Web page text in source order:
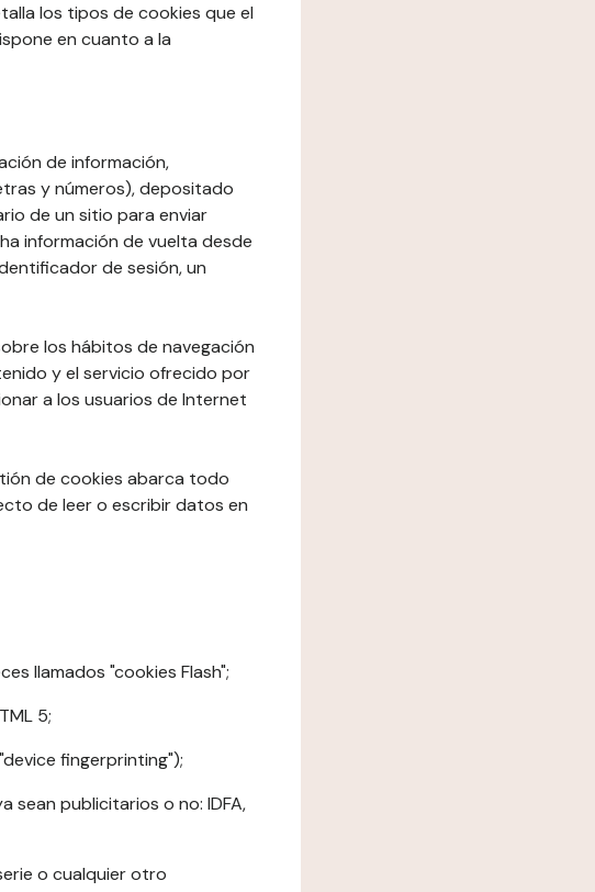
los tipos de cookies que el
en cuanto a la
de información,
y números), depositado
de un sitio para enviar
información de vuelta desde
de sesión, un
los hábitos de navegación
y el servicio ofrecido por
a los usuarios de Internet
de cookies abarca todo
de leer o escribir datos en
llamados "cookies Flash";
5;
fingerprinting");
publicitarios o no: IDFA,
o cualquier otro